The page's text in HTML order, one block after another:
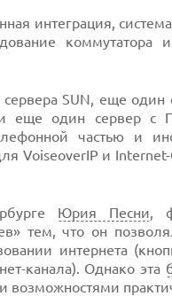
интеграция,
коммутатора
SUN, еще один
и еще один сервер
частью и
VoiseoverIP и
Юрия Песни,
тем, что он
интернета
канала). Однако эта
возможностями